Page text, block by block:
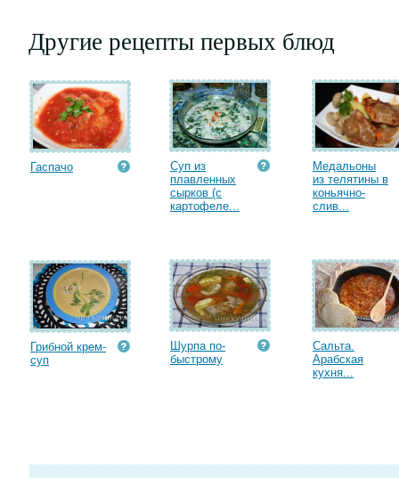
Другие рецепты первых блюд
Гаспачо
Суп из
плавленных
сырков (с
картофеле...
Медальоны
из телятины в
коньячно-
слив...
Грибной крем-
суп
Шурпа по-
быстрому
Сальта.
Арабская
кухня...